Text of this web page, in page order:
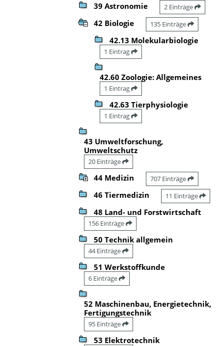
39 Astronomie 2 Einträge
42 Biologie 135 Einträge
42.13 Molekularbiologie
1 Eintrag
42.60 Zoologie: Allgemeines
1 Eintrag
42.63 Tierphysiologie
1 Eintrag
43 Umweltforschung,
Umweltschutz
20 Einträge
44 Medizin 707 Einträge
46 Tiermedizin 11 Einträge
48 Land- und Forstwirtschaft
156 Einträge
50 Technik allgemein
44 Einträge
51 Werkstoffkunde
6 Einträge
52 Maschinenbau, Energietechnik,
Fertigungstechnik
95 Einträge
53 Elektrotechnik